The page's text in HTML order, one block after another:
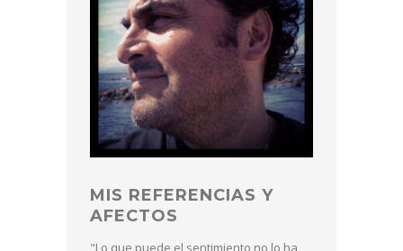
MIS REFERENCIAS Y
AFECTOS
"Lo que puede el sentimiento no lo ha